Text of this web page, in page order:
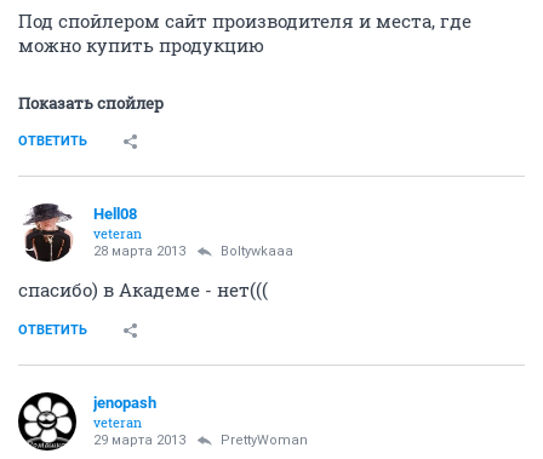
Под спойлером сайт производителя и места, где
можно купить продукцию
Показать спойлер
ОТВЕТИТЬ
Hell08
veteran
28 марта 2013 Boltywkaaa
спасибо) в Академе - нет(((
ОТВЕТИТЬ
jenopash
veteran
29 марта 2013 PrettyWoman